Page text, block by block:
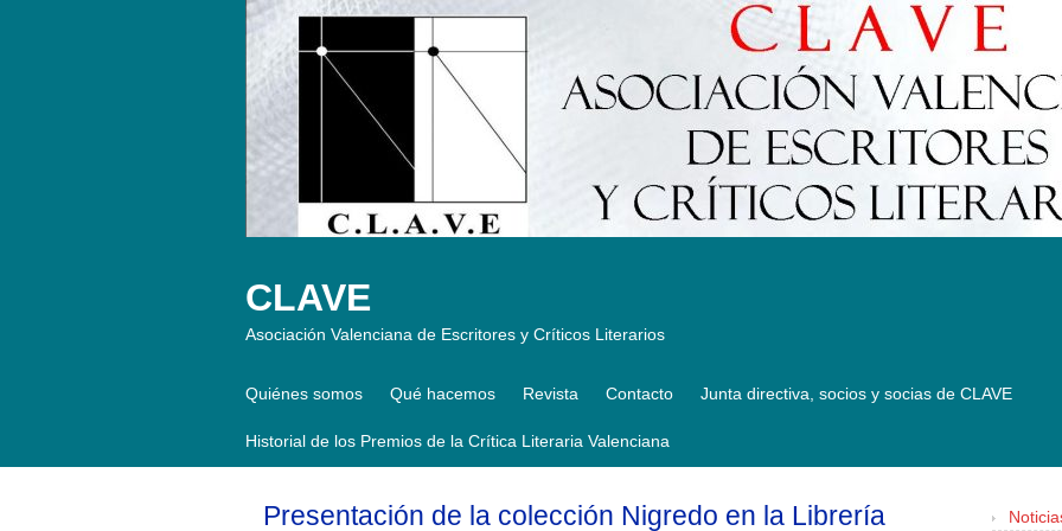
CLAVE
Asociación Valenciana de Escritores y Críticos Literarios
Quiénes somos Qué hacemos Revista Contacto Junta directiva, socios y socias de CLAVE
Historial de los Premios de la Crítica Literaria Valenciana
Presentación de la colección Nigredo en la Librería